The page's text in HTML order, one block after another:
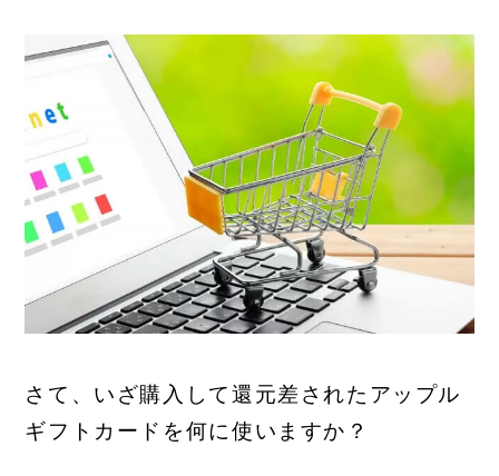
さて、いざ購入して還元差されたアップル
ギフトカードを何に使いますか？